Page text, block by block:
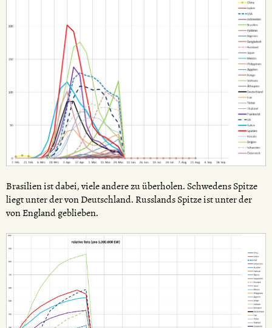
Brasilien ist dabei, viele andere zu überholen. Schwedens Spitze
liegt unter der von Deutschland. Russlands Spitze ist unter der
von England geblieben.